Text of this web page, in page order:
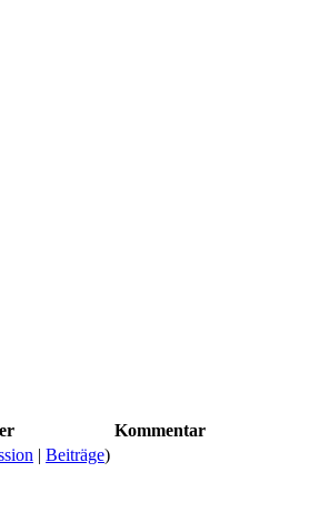
Kommentar
| Beiträge)